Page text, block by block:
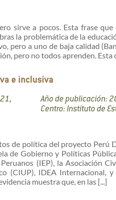
sirve a pocos. Esta frase
la problemática de la
pero a uno de baja calidad
pero no todos aprenden.
e inclusiva
Año de publicación:
Centro: Instituto de
de política del proyecto Perú
de Gobierno y Políticas
(IEP), la Asociación
(CIUP), IDEA Internacional,
muestra que, en las [...]